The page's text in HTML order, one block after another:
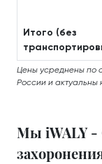
Итого (без
Цены усреднены по
России и актуальны
Мы iWALY -